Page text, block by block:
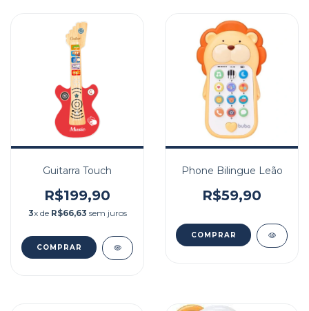
Guitarra Touch
R$199,90
3x de R$66,63 sem juros
Phone Bilingue Leão
R$59,90